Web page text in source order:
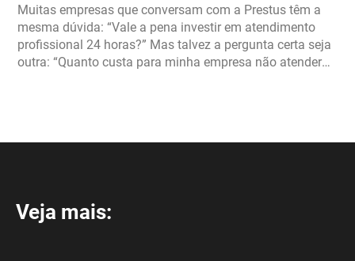
Muitas empresas que conversam com a Prestus têm a
mesma dúvida: “Vale a pena investir em atendimento
profissional 24 horas?” Mas talvez a pergunta certa seja
outra: “Quanto custa para minha empresa não atender
Veja mais: